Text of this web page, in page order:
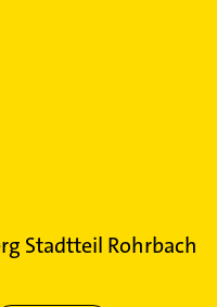
Stadtteil Rohrbach